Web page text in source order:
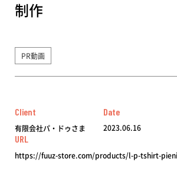
制作
PR動画
Client
有限会社パ・ドゥさま
Date
2023.06.16
URL
https://fuuz-store.com/products/l-p-tshirt-pieni